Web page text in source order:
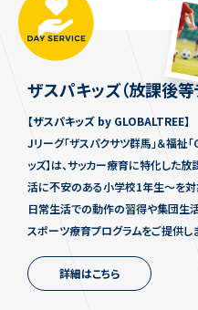
ザスパキッズ（放課後等
【ザスパキッズ by GLOBALTREE】
Jリーグ「ザスパクサツ群馬」＆福祉
ッズ】は、サッカー療育に特化した
活に不安のある小学校1年生〜を対
日常生活での動作の習得や集団生
スポーツ療育プログラムをご提供し
詳細はこちら